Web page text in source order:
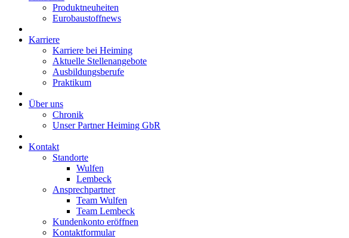
Produktneuheiten
Eurobaustoffnews
Karriere
Karriere bei Heiming
Aktuelle Stellenangebote
Ausbildungsberufe
Praktikum
Über uns
Chronik
Unser Partner Heiming GbR
Kontakt
Standorte
Wulfen
Lembeck
Ansprechpartner
Team Wulfen
Team Lembeck
Kundenkonto eröffnen
Kontaktformular